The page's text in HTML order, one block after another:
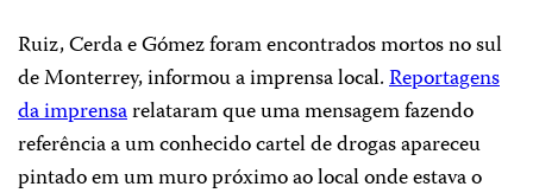
Ruiz, Cerda e Gómez foram encontrados mortos no sul
de Monterrey, informou a imprensa local.Reportagens
da imprensarelataram que uma mensagem fazendo
referência a um conhecido cartel de drogas apareceu
pintado em um muro próximo ao local onde estava o